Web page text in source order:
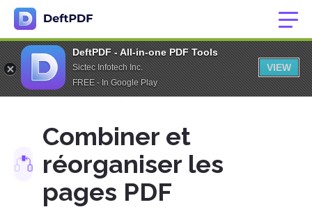
DeftPDF - All-in-one PDF Tools
Sictec Infotech Inc.
FREE - In Google Play
VIEW
Combiner et
réorganiser les
pages PDF